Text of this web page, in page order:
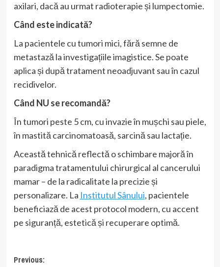
axilari, dacă au urmat radioterapie și lumpectomie.
Când este indicată?
La pacientele cu tumori mici, fără semne de
metastază la investigațiile imagistice. Se poate
aplica și după tratament neoadjuvant sau în cazul
recidivelor.
Când NU se recomandă?
În tumori peste 5 cm, cu invazie în mușchi sau piele,
în mastită carcinomatoasă, sarcină sau lactație.
Această tehnică reflectă o schimbare majoră în
paradigma tratamentului chirurgical al cancerului
mamar – de la radicalitate la precizie și
personalizare. La Institutul Sânului, pacientele
beneficiază de acest protocol modern, cu accent
pe siguranță, estetică și recuperare optimă.
Post
Previous: